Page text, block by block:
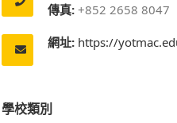
傳真: +852 2658 8047
網址: https://
學校類別